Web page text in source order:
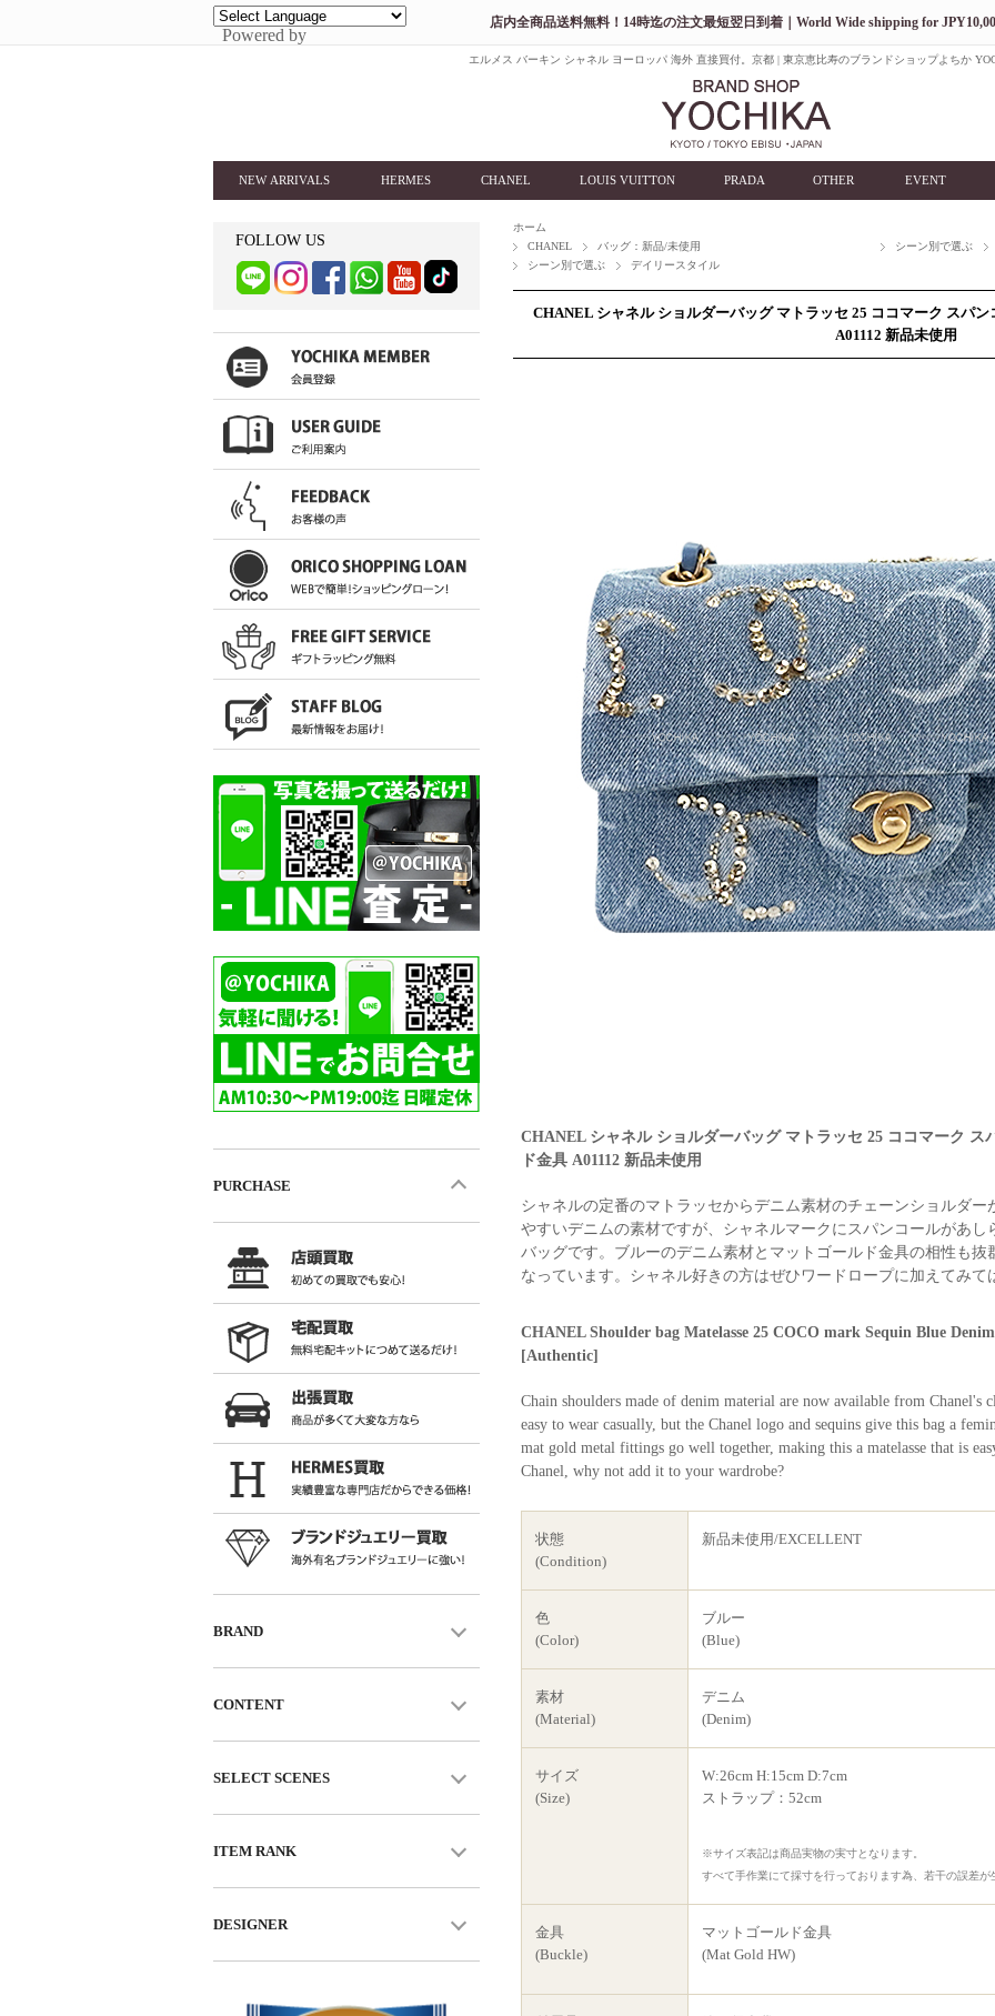
Powered by
店内全商品送料無料！14時迄の注文最短翌日到着｜World Wide shipping for
エルメス バーキン シャネル ヨーロッパ 海外 直接買付。京都 | 東京恵比寿のブランドショップよちか
NEW ARRIVALS HERMES CHANEL LOUIS VUITTON PRADA OTHER EVENT
ホーム
CHANEL
バッグ：新品/未使用
シーン別で選ぶ
シーン別で選ぶ
デイリースタイル
CHANEL シャネル ショルダーバッグ マトラッセ 25 ココマーク スパ
A01112 新品未使用
CHANEL シャネル ショルダーバッグ マトラッセ 25 ココマーク ス
ド金具 A01112 新品未使用
シャネルの定番のマトラッセからデニム素材のチェーンショルダ
やすいデニムの素材ですが、シャネルマークにスパンコールがあ
バッグです。ブルーのデニム素材とマットゴールド金具の相性も
なっています。シャネル好きの方はぜひワードロープに加えてみて
CHANEL Shoulder bag Matelasse 25 COCO mark Sequin Blue
[Authentic]
Chain shoulders made of denim material are now available from Chanel's
easy to wear casually, but the Chanel logo and sequins give this bag a
mat gold metal fittings go well together, making this a matelasse that is
Chanel, why not add it to your wardrobe?
状態
(Condition)
新品未使用/EXCELLENT
色
(Color)
ブルー
(Blue)
素材
(Material)
デニム
(Denim)
サイズ
(Size)
W:26cm H:15cm D:7cm
ストラップ：52cm
※サイズ表記は商品実物の実寸となります。
すべて手作業にて採寸を行っております為、若干の誤差
金具
(Buckle)
マットゴールド金具
(Mat Gold HW)
FOLLOW US
PURCHASE
BRAND
CONTENT
SELECT SCENES
ITEM RANK
DESIGNER